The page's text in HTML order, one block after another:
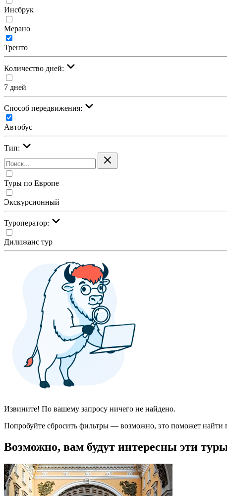
Инсбрук
Мерано
Тренто
Количество дней:
7 дней
Cпособ передвижения:
Автобус
Тип:
Туры по Европе
Экскурсионный
Туроператор:
Дилижанс тур
Извините! По вашему запросу ничего не найдено.
Попробуйте сбросить фильтры — возможно, это поможет найти
Возможно, вам будут интересны эти